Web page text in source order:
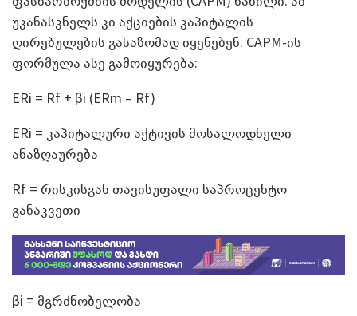
უკანასკნელს კი აქციების კაპიტალის
ღირებულების გასაზომად იყენებენ. CAPM-ის
ფორმულა ასე გამოიყურება:
ERi = Rf + βi (ERm – Rf)
ERi = კაპიტალური აქტივის მოსალოდნელი
ანაზღაურება
Rf = რისკისგან თავისუფალი საპროცენტო
განაკვეთი
βi = მგრძნობელობა